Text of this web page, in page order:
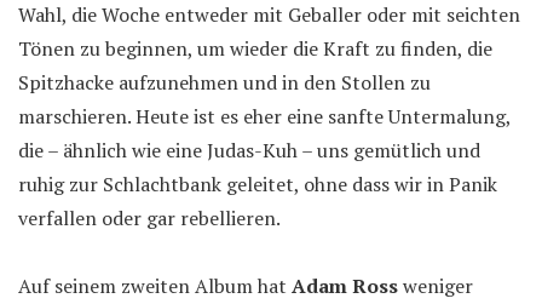
Wahl, die Woche entweder mit Geballer oder mit seichten
Tönen zu beginnen, um wieder die Kraft zu finden, die
Spitzhacke aufzunehmen und in den Stollen zu
marschieren. Heute ist es eher eine sanfte Untermalung,
die – ähnlich wie eine Judas-Kuh – uns gemütlich und
ruhig zur Schlachtbank geleitet, ohne dass wir in Panik
verfallen oder gar rebellieren.
Auf seinem zweiten Album hat Adam Rossweniger